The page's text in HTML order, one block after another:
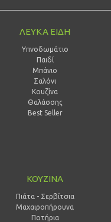
ΛΕΥΚΑ ΕΙΔΗ
Υπνοδωμάτιο
Παιδί
Mπάνιο
Σαλόνι
Κουζίνα
Θαλάσσης
Best Seller
ΚΟΥΖΙΝΑ
Πιάτα - Σερβίτσια
Μαχαιροπήρουνα
Ποτήρια